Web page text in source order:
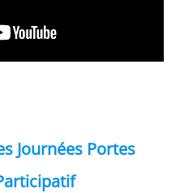
Journées Portes